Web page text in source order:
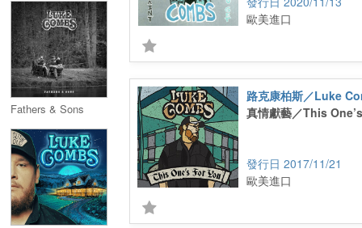
Fathers & Sons
歐美進口
路克康柏斯／Luke
真情獻藝／This
2017/11/21
歐美進口